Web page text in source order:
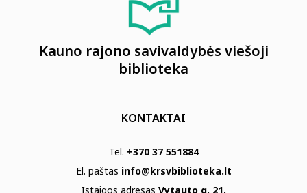
Kauno rajono savivaldybės viešoji
biblioteka
KONTAKTAI
Tel. +370 37 551884
El. paštas info@krsvbiblioteka.lt
Įstaigos adresas Vytauto g. 21,